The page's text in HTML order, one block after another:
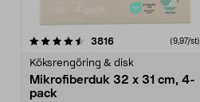
3816recensioner (9,97/st)
Köksrengöring & disk
Mikrofiberduk 32 x 31 cm, 4-
pack
4.0av 5 stjärnor